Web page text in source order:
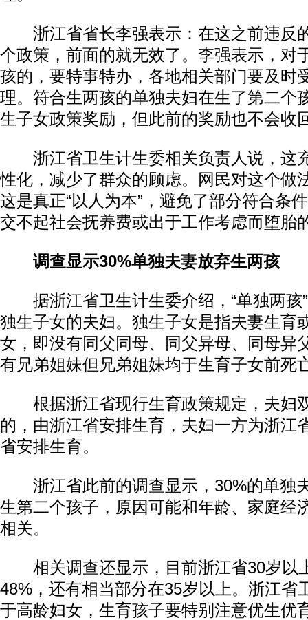
浙江省省长李强表示：在这之前违反
个政策，前面的就无效了。李强表示，对
孩的，要特事特办，各地相关部门要及时
理。符合生两孩的单独夫妇在生了第二个
生子女政策奖励，但此前的奖励也不会收
浙江省卫生计生委相关负责人说，这
性化，减少了群众的顾虑。网民对这个做
这是真正“以人为本”，避免了部分符合条
交不起社会抚养费或出于工作考虑而堕胎
调查显示30%单独夫妻放弃生两孩
据浙江省卫生计生委介绍，“单独两孩
独生子女的夫妇。独生子女是指夫妻生育
女，即没有同父同母、同父异母、同母异
有兄弟姐妹但兄弟姐妹均于生育子女前死
根据浙江省现行生育政策规定，夫妇
的，由浙江省安排生育，夫妇一方为浙江
省安排生育。
浙江省此前的调查显示，30%的单独
生第二个孩子，原因可能和年龄、家庭经
相关。
相关调查还显示，目前浙江省30岁以
48%，还有相当部分在35岁以上。浙江省
于高龄妇女，生育孩子要特别注意优生优